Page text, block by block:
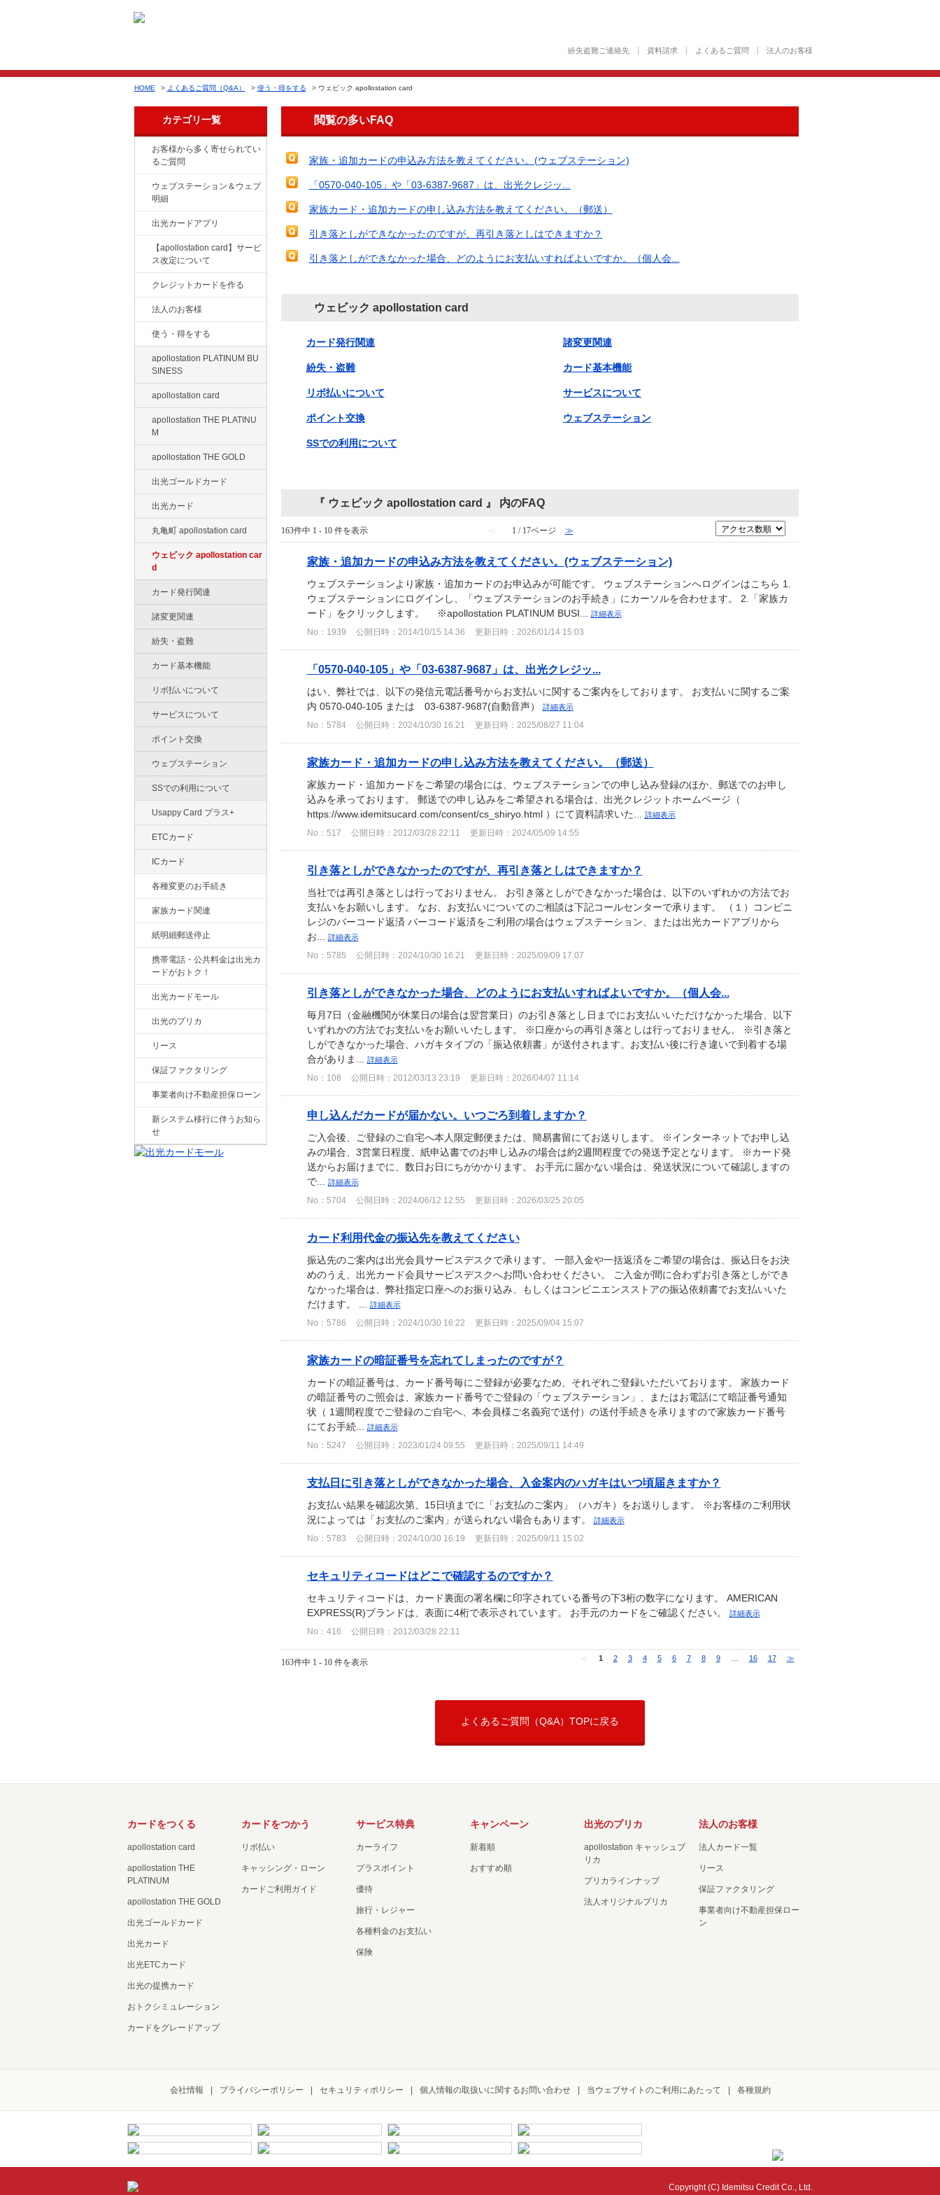
紛失盗難ご連絡先 資料請求 よくあるご質問 法人のお客様
HOME > よくあるご質問（Q&A） > 使う・得をする > ウェビック apollostation card
カテゴリ一覧
お客様から多く寄せられてい
るご質問
ウェブステーション＆ウェブ
明細
出光カードアプリ
【apollostation card】サービ
ス改定について
クレジットカードを作る
法人のお客様
使う・得をする
apollostation PLATINUM BU
SINESS
apollostation card
apollostation THE PLATINU
M
apollostation THE GOLD
出光ゴールドカード
出光カード
丸亀町 apollostation card
ウェビック apollostation car
d
カード発行関連
諸変更関連
紛失・盗難
カード基本機能
リボ払いについて
サービスについて
ポイント交換
ウェブステーション
SSでの利用について
Usappy Card プラス+
ETCカード
ICカード
各種変更のお手続き
家族カード関連
紙明細郵送停止
携帯電話・公共料金は出光カ
ードがおトク！
出光カードモール
出光のプリカ
リース
保証ファクタリング
事業者向け不動産担保ローン
新システム移行に伴うお知ら
せ
閲覧の多いFAQ
家族・追加カードの申込み方法を教えてください。(ウェブステーション)
「0570-040-105」や「03-6387-9687」は、出光クレジッ...
家族カード・追加カードの申し込み方法を教えてください。（郵送）
引き落としができなかったのですが、再引き落としはできますか？
引き落としができなかった場合、どのようにお支払いすればよいですか。（個人会...
ウェビック apollostation card
カード発行関連 諸変更関連
紛失・盗難 カード基本機能
リボ払いについて サービスについて
ポイント交換 ウェブステーション
SSでの利用について
『 ウェビック apollostation card 』 内のFAQ
163件中 1 - 10 件を表示 ≪ 1 / 17ページ ≫
家族・追加カードの申込み方法を教えてください。(ウェブステーション)
ウェブステーションより家族・追加カードのお申込みが可能です。 ウェブステーションへログインはこちら 1.
ウェブステーションにログインし、「ウェブステーションのお手続き」にカーソルを合わせます。 2.「家族カ
ード」をクリックします。 ※apollostation PLATINUM BUSI...
詳細表示
No：1939 公開日時：2014/10/15 14:36 更新日時：2026/01/14 15:03
「0570-040-105」や「03-6387-9687」は、出光クレジッ...
はい、弊社では、以下の発信元電話番号からお支払いに関するご案内をしております。 お支払いに関するご案
内 0570-040-105 または 03-6387-9687(自動音声）
詳細表示
No：5784 公開日時：2024/10/30 16:21 更新日時：2025/08/27 11:04
家族カード・追加カードの申し込み方法を教えてください。（郵送）
家族カード・追加カードをご希望の場合には、ウェブステーションでの申し込み登録のほか、郵送でのお申し
込みを承っております。 郵送での申し込みをご希望される場合は、出光クレジットホームページ（
https://www.idemitsucard.com/consent/cs_shiryo.html ）にて資料請求いた...
詳細表示
No：517 公開日時：2012/03/28 22:11 更新日時：2024/05/09 14:55
引き落としができなかったのですが、再引き落としはできますか？
当社では再引き落としは行っておりません。 お引き落としができなかった場合は、以下のいずれかの方法でお
支払いをお願いします。 なお、お支払いについてのご相談は下記コールセンターで承ります。 （１）コンビニ
レジのバーコード返済 バーコード返済をご利用の場合はウェブステーション、または出光カードアプリから
お...
詳細表示
No：5785 公開日時：2024/10/30 16:21 更新日時：2025/09/09 17:07
引き落としができなかった場合、どのようにお支払いすればよいですか。（個人会...
毎月7日（金融機関が休業日の場合は翌営業日）のお引き落とし日までにお支払いいただけなかった場合、以下
いずれかの方法でお支払いをお願いいたします。 ※口座からの再引き落としは行っておりません。 ※引き落と
しができなかった場合、ハガキタイプの「振込依頼書」が送付されます。お支払い後に行き違いで到着する場
合がありま...
詳細表示
No：108 公開日時：2012/03/13 23:19 更新日時：2026/04/07 11:14
申し込んだカードが届かない。いつごろ到着しますか？
ご入会後、ご登録のご自宅へ本人限定郵便または、簡易書留にてお送りします。 ※インターネットでお申し込
みの場合、3営業日程度、紙申込書でのお申し込みの場合は約2週間程度での発送予定となります。 ※カード発
送からお届けまでに、数日お日にちがかかります。 お手元に届かない場合は、発送状況について確認しますの
で...
詳細表示
No：5704 公開日時：2024/06/12 12:55 更新日時：2026/03/25 20:05
カード利用代金の振込先を教えてください
振込先のご案内は出光会員サービスデスクで承ります。 一部入金や一括返済をご希望の場合は、振込日をお決
めのうえ、出光カード会員サービスデスクへお問い合わせください。 ご入金が間に合わずお引き落としができ
なかった場合は、弊社指定口座へのお振り込み、もしくはコンビニエンスストアの振込依頼書でお支払いいた
だけます。 ...
詳細表示
No：5786 公開日時：2024/10/30 16:22 更新日時：2025/09/04 15:07
家族カードの暗証番号を忘れてしまったのですが？
カードの暗証番号は、カード番号毎にご登録が必要なため、それぞれご登録いただいております。 家族カード
の暗証番号のご照会は、家族カード番号でご登録の「ウェブステーション」、またはお電話にて暗証番号通知
状（ 1週間程度でご登録のご自宅へ、本会員様ご名義宛で送付）の送付手続きを承りますので家族カード番号
にてお手続...
詳細表示
No：5247 公開日時：2023/01/24 09:55 更新日時：2025/09/11 14:49
支払日に引き落としができなかった場合、入金案内のハガキはいつ頃届きますか？
お支払い結果を確認次第、15日頃までに「お支払のご案内」（ハガキ）をお送りします。 ※お客様のご利用状
況によっては「お支払のご案内」が送られない場合もあります。
詳細表示
No：5783 公開日時：2024/10/30 16:19 更新日時：2025/09/11 15:02
セキュリティコードはどこで確認するのですか？
セキュリティコードは、カード裏面の署名欄に印字されている番号の下3桁の数字になります。 AMERICAN
EXPRESS(R)ブランドは、表面に4桁で表示されています。 お手元のカードをご確認ください。
詳細表示
No：416 公開日時：2012/03/28 22:11
163件中 1 - 10 件を表示 1 2 3 4 5 6 7 8 9 16 17 ≫
よくあるご質問（Q&A）TOPに戻る
カードをつくる
apollostation card
apollostation THE
PLATINUM
apollostation THE GOLD
出光ゴールドカード
出光カード
出光ETCカード
出光の提携カード
おトクシミュレーション
カードをグレードアップ
カードをつかう
リボ払い
キャッシング・ローン
カードご利用ガイド
サービス特典
カーライフ
プラスポイント
優待
旅行・レジャー
各種料金のお支払い
保険
キャンペーン
新着順
おすすめ順
出光のプリカ
apollostation キャッシュプ
リカ
プリカラインナップ
法人オリジナルプリカ
法人のお客様
法人カード一覧
リース
保証ファクタリング
事業者向け不動産担保ロー
ン
会社情報 プライバシーポリシー セキュリティポリシー 個人情報の取扱いに関するお問い合わせ 当ウェブサイトのご利用にあたって 各種規約
Copyright (C) Idemitsu Credit Co., Ltd.